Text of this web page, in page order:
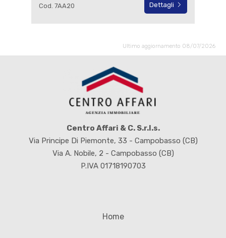
Cod. 7AA20 Dettagli
Ultimo aggiornamento 08/07/2026
Centro Affari & C. S.r.l.s.
Via Principe Di Piemonte, 33 - Campobasso (CB)
Via A. Nobile, 2 - Campobasso (CB)
P.IVA 01718190703
Home